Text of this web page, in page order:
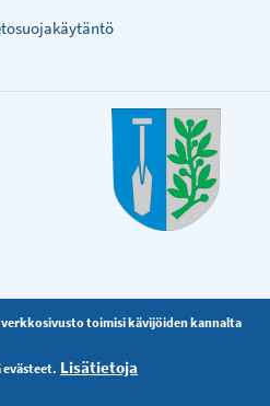
toimisi kävijöiden kannalta
evästeet. Lisätietoja